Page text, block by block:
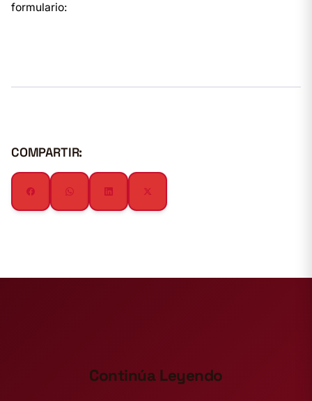
formulario:
COMPARTIR:
Continúa Leyendo